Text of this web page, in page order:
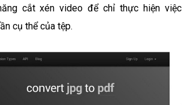
cắt xén video để chỉ thực hiện việc
cụ thể của tệp.